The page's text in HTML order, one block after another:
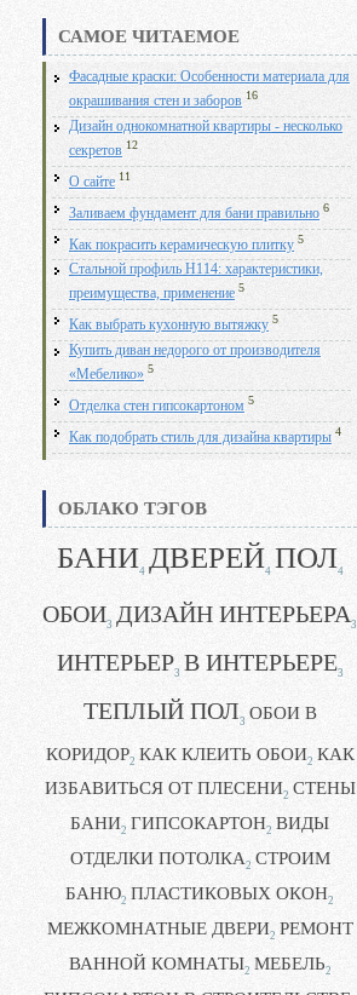
САМОЕ ЧИТАЕМОЕ
Фасадные краски: Особенности материала для
окрашивания стен и заборов 16
Дизайн однокомнатной квартиры - несколько
секретов 12
О сайте 11
Заливаем фундамент для бани правильно 6
Как покрасить керамическую плитку 5
Стальной профиль Н114: характеристики,
преимущества, применение 5
Как выбрать кухонную вытяжку 5
Купить диван недорого от производителя
«Мебелико» 5
Отделка стен гипсокартоном 5
Как подобрать стиль для дизайна квартиры 4
ОБЛАКО ТЭГОВ
БАНИ4 ДВЕРЕЙ4 ПОЛ4
ОБОИ3 ДИЗАЙН ИНТЕРЬЕРА3
ИНТЕРЬЕР3 В ИНТЕРЬЕРЕ3
ТЕПЛЫЙ ПОЛ3 ОБОИ В
КОРИДОР2 КАК КЛЕИТЬ ОБОИ2 КАК
ИЗБАВИТЬСЯ ОТ ПЛЕСЕНИ2 СТЕНЫ
БАНИ2 ГИПСОКАРТОН2 ВИДЫ
ОТДЕЛКИ ПОТОЛКА2 СТРОИМ
БАНЮ2 ПЛАСТИКОВЫХ ОКОН2
МЕЖКОМНАТНЫЕ ДВЕРИ2 РЕМОНТ
ВАННОЙ КОМНАТЫ2 МЕБЕЛЬ2